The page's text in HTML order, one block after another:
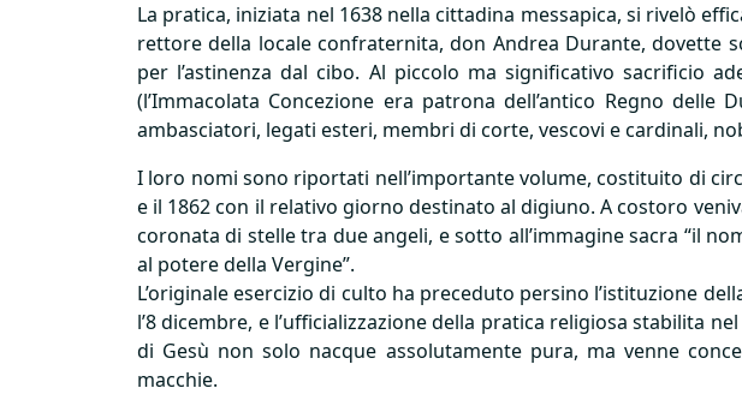
La pratica, iniziata nel 1638 nella cittadina messapica, si rivelò
rettore della locale confraternita, don Andrea Durante, dovette
per l’astinenza dal cibo. Al piccolo ma significativo sacrificio
(l’Immacolata Concezione era patrona dell’antico Regno delle
ambasciatori, legati esteri, membri di corte, vescovi e cardinali,
I loro nomi sono riportati nell’importante volume, costituito di
e il 1862 con il relativo giorno destinato al digiuno. A costoro
coronata di stelle tra due angeli, e sotto all’immagine sacra “il
al potere della Vergine”.
L’originale esercizio di culto ha preceduto persino l’istituzione
l’8 dicembre, e l’ufficializzazione della pratica religiosa stabilita
di Gesù non solo nacque assolutamente pura, ma venne
macchie.